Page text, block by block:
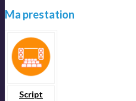
Ma prestation
Script